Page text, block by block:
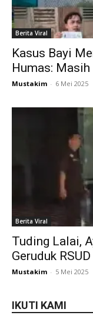
Berita Viral
Kasus Bayi
Humas:
Mustakim - 6 Mei 2025
Berita Viral
Tuding Lalai,
Geruduk
Mustakim - 5 Mei 2025
IKUTI KAMI